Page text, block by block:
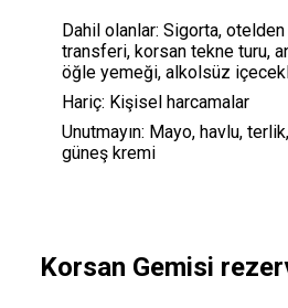
Dahil olanlar: Sigorta,
transferi, korsan tekne turu,
öğle yemeği, alkolsüz
Hariç: Kişisel harcamalar
Unutmayın: Mayo, havlu,
güneş kremi
Korsan Gemisi